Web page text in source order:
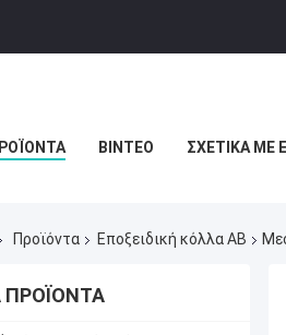
ΒΊΝΤΕΟ ΣΧΕΤΙΚΆ ΜΕ
Προϊόντα Εποξειδική κόλλα ΑΒ
ΠΡΟΪΌΝΤΑ